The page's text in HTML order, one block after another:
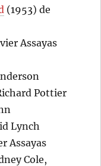
(1953) de
Assayas
Pottier
Lynch
Assayas
Cole,